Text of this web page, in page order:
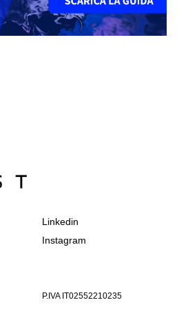
Linkedin
Instagram
P.IVA IT02552210235